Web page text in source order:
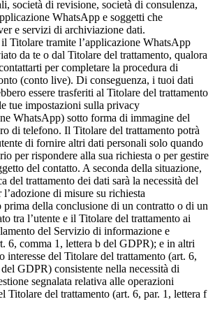
società di revisione, società di consulenza,
WhatsApp e soggetti che
e servizi di archiviazione dati.
Titolare tramite l’applicazione WhatsApp
da te o dal Titolare del trattamento, qualora
per completare la procedura di
(conto live). Di conseguenza, i tuoi dati
essere trasferiti al Titolare del trattamento
tue impostazioni sulla privacy
WhatsApp) sotto forma di immagine del
di telefono. Il Titolare del trattamento potrà
di fornire altri dati personali solo quando
per rispondere alla sua richiesta o per gestire
del contatto. A seconda della situazione,
del trattamento dei dati sarà la necessità del
l’adozione di misure su richiesta
prima della conclusione di un contratto o di un
tra l’utente e il Titolare del trattamento ai
del Servizio di informazione e
6, comma 1, lettera b del GDPR); e in altri
interesse del Titolare del trattamento (art. 6,
GDPR) consistente nella necessità di
segnalata relativa alle operazioni
Titolare del trattamento (art. 6, par. 1, lettera f